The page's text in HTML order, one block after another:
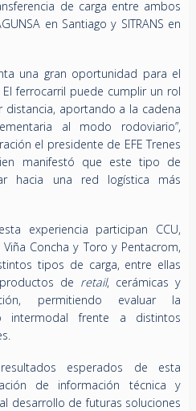
de carga entre ambos
en Santiago y SITRANS en
una gran oportunidad para el
ferrocarril puede cumplir un rol
aportando a la cadena
al modo rodoviario”,
el presidente de EFE Trenes
manifestó que este tipo de
hacia una red logística más
experiencia participan CCU,
Concha y Toro y Pentacrom,
tipos de carga, entre ellas
de retail, cerámicas y
permitiendo evaluar la
intermodal frente a distintos
esperados de esta
de información técnica y
desarrollo de futuras soluciones